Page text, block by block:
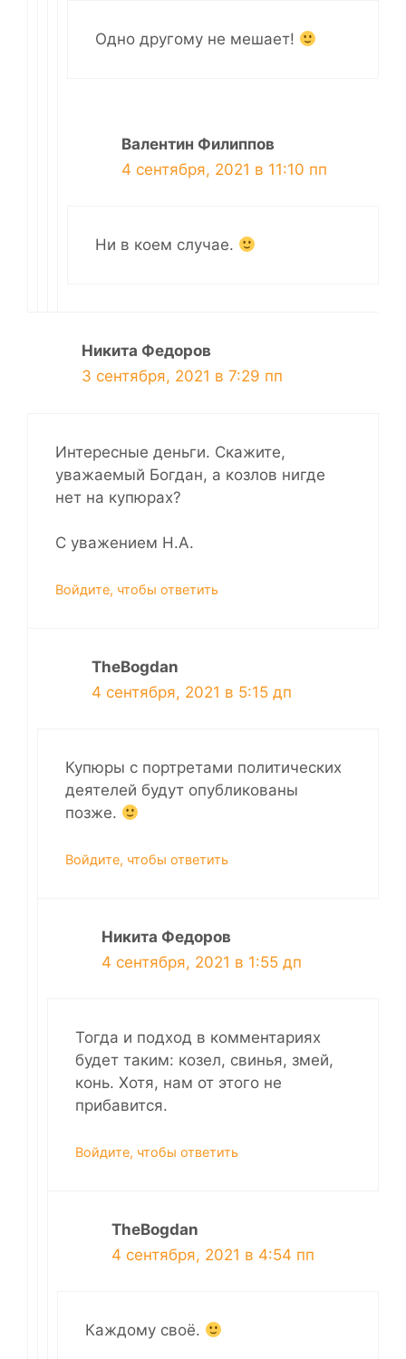
Одно другому не мешает!
Валентин Филиппов
4 сентября, 2021 в 11:10 пп
Ни в коем случае.
Никита Федоров
3 сентября, 2021 в 7:29 пп
Интересные деньги. Скажите,
уважаемый Богдан, а козлов нигде
нет на купюрах?
С уважением Н.А.
Войдите, чтобы ответить
TheBogdan
4 сентября, 2021 в 5:15 дп
Купюры с портретами политических
деятелей будут опубликованы
позже.
Войдите, чтобы ответить
Никита Федоров
4 сентября, 2021 в 1:55 дп
Тогда и подход в комментариях
будет таким: козел, свинья, змей,
конь. Хотя, нам от этого не
прибавится.
Войдите, чтобы ответить
TheBogdan
4 сентября, 2021 в 4:54 пп
Каждому своё.